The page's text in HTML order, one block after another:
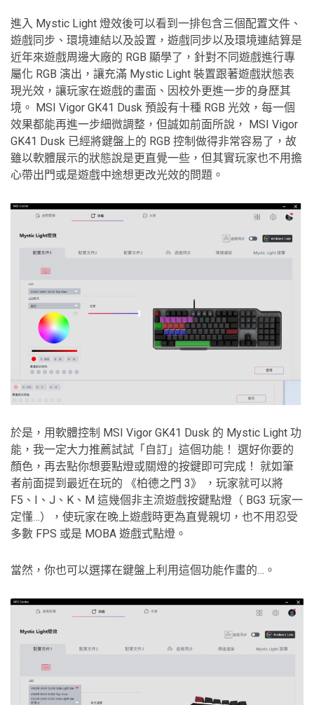
進入 Mystic Light 燈效後可以看到一排包含三個配置文件、
遊戲同步、環境連結以及設置，遊戲同步以及環境連結算是
近年來遊戲周邊大廠的 RGB 顯學了，針對不同遊戲進行專
屬化 RGB 演出，讓充滿 Mystic Light 裝置跟著遊戲狀態表
現光效，讓玩家在遊戲的畫面、因校外更進一步的身歷其
境。 MSI Vigor GK41 Dusk 預設有十種 RGB 光效，每一個
效果都能再進一步細微調整，但誠如前面所說， MSI Vigor
GK41 Dusk 已經將鍵盤上的 RGB 控制做得非常容易了，故
雖以軟體展示的狀態說是更直覺一些，但其實玩家也不用擔
心帶出門或是遊戲中途想更改光效的問題。
於是，用軟體控制 MSI Vigor GK41 Dusk 的 Mystic Light 功
能，我一定大力推薦試試「自訂」這個功能！ 選好你要的
顏色，再去點你想要點燈或關燈的按鍵即可完成！ 就如筆
者前面提到最近在玩的 《柏德之門 3》 ，玩家就可以將
F5、I、J、K、M 這幾個非主流遊戲按鍵點燈（ BG3 玩家一
定懂…），使玩家在晚上遊戲時更為直覺親切，也不用忍受
多數 FPS 或是 MOBA 遊戲式點燈。
當然，你也可以選擇在鍵盤上利用這個功能作畫的…。